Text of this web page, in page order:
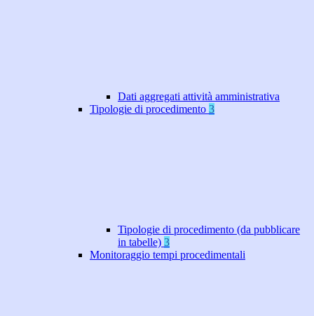
Dati aggregati attività amministrativa
Tipologie di procedimento 3
Tipologie di procedimento (da pubblicare
in tabelle) 3
Monitoraggio tempi procedimentali